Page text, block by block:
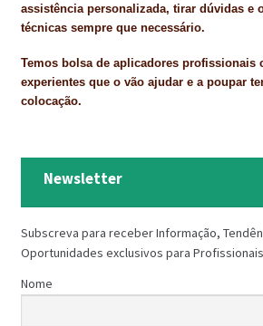
assistência personalizada, tirar dúvidas e
técnicas sempre que necessário.
Temos bolsa de aplicadores profissionais
experientes que o vão ajudar e a poupar
colocação.
Newsletter
Subscreva para receber Informação,
Oportunidades exclusivos para
Nome